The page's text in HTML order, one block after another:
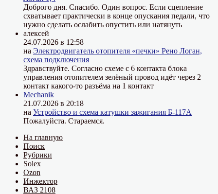
Доброго дня. Спасибо. Один вопрос. Если сцепление
схватывает практически в конце опускания педали, что
нужно сделать ослабить опустить или натянуть
алексей
24.07.2026 в 12:58
на Электродвигатель отопителя «печки» Рено Логан,
схема подключения
Здравствуйте. Согласно схеме с 6 контакта блока
управления отопителем зелёный провод идёт через 2
контакт какого-то разъёма на 1 контакт
Mechanik
21.07.2026 в 20:18
на Устройство и схема катушки зажигания Б-117А
Пожалуйста. Стараемся.
На главную
Поиск
Рубрики
Solex
Ozon
Инжектор
ВАЗ 2108